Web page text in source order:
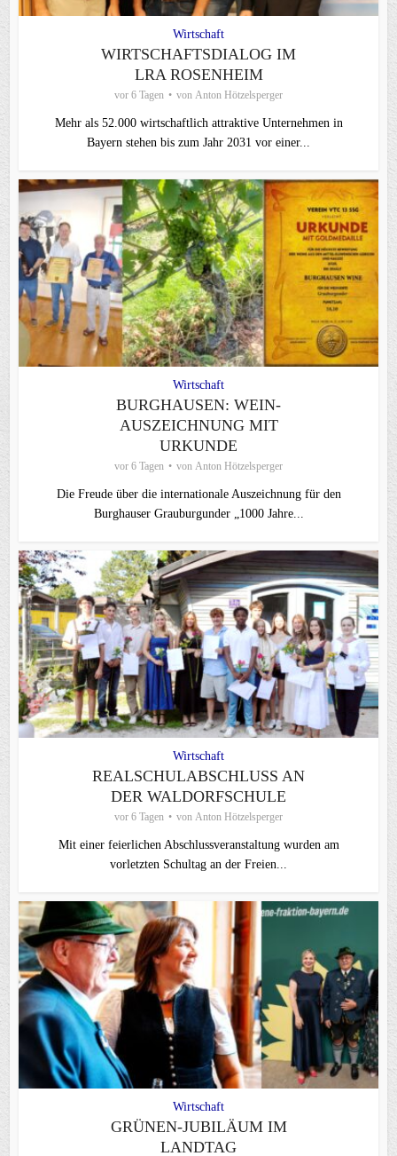
Wirtschaft
WIRTSCHAFTSDIALOG IM
LRA ROSENHEIM
vor 6 Tagen von Anton Hötzelsperger
Mehr als 52.000 wirtschaftlich attraktive Unternehmen in
Bayern stehen bis zum Jahr 2031 vor einer...
Wirtschaft
BURGHAUSEN: WEIN-
AUSZEICHNUNG MIT
URKUNDE
vor 6 Tagen von Anton Hötzelsperger
Die Freude über die internationale Auszeichnung für den
Burghauser Grauburgunder „1000 Jahre...
Wirtschaft
REALSCHULABSCHLUSS AN
DER WALDORFSCHULE
vor 6 Tagen von Anton Hötzelsperger
Mit einer feierlichen Abschlussveranstaltung wurden am
vorletzten Schultag an der Freien...
Wirtschaft
GRÜNEN-JUBILÄUM IM
LANDTAG